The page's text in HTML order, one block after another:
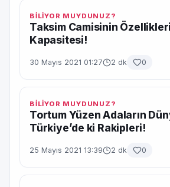
BİLİYOR MUYDUNUZ?
Taksim Camisinin
Kapasitesi!
30 Mayıs 2021 01:27 2 dk 0
BİLİYOR MUYDUNUZ?
Tortum Yüzen Adaların
Türkiye’de ki Rakipleri!
25 Mayıs 2021 13:39 2 dk 0